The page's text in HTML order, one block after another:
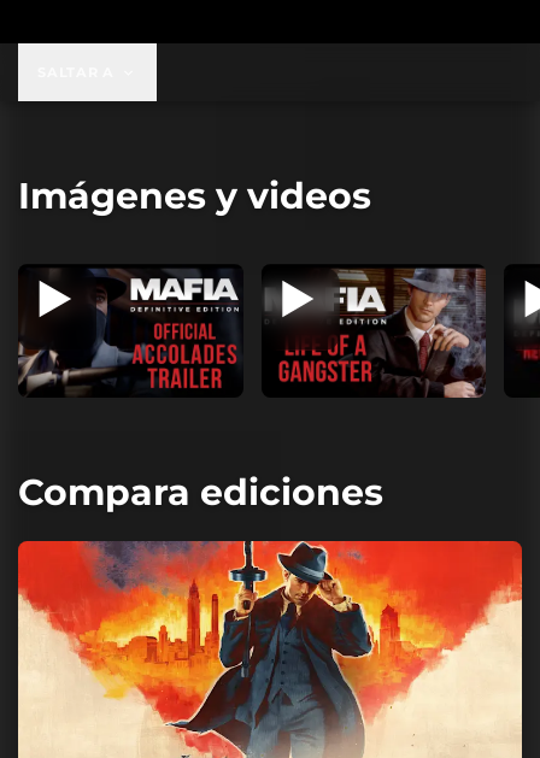
Imágenes y videos
Compara ediciones